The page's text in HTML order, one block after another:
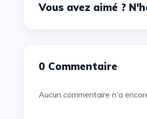
Vous avez aimé ?
0 Commentaire
Aucun commentaire n'a